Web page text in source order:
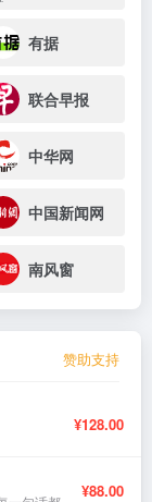
有据
联合早报
中华网
中国新闻网
南风窗
赞助支持
¥128.00
¥88.00